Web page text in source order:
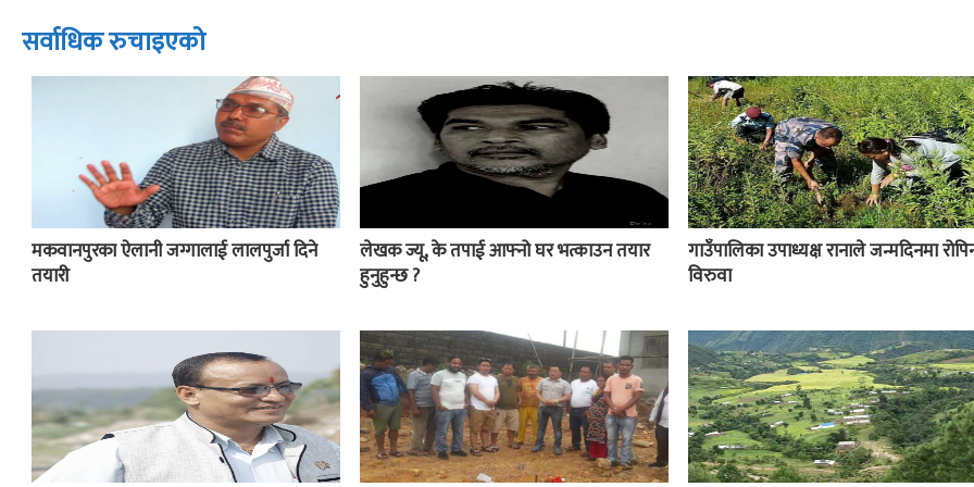
सर्वाधिक रुचाइएको
मकवानपुरका ऐलानी जग्गालाई लालपुर्जा दिने
तयारी
लेखक ज्यू, के तपाई आफ्नो घर भत्काउन तयार
हुनुहुन्छ ?
गाउँपालिका उपाध्यक्ष रानाले जन्मदिनमा
विरुवा